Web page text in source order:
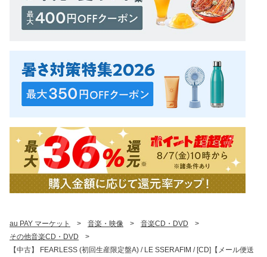
au PAY マーケット > 音楽・映像 > 音楽CD・DVD
>
その他音楽CD・DVD
>
【中古】 FEARLESS (初回生産限定盤A) / LE SSERAFIM / [CD]【メール便送